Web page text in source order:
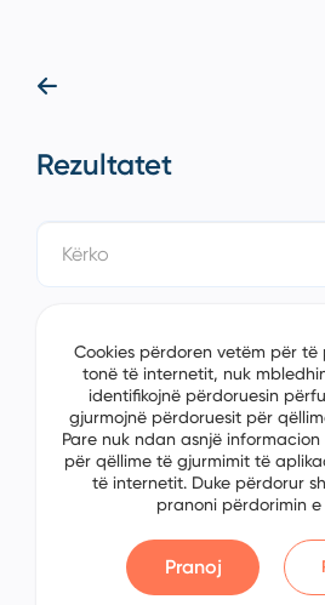
Rezultatet
Cookies përdoren vetëm për
tonë të internetit, nuk
identifikojnë përdoruesin
gjurmojnë përdoruesit për
Pare nuk ndan asnjë
për qëllime të gjurmimit të
të internetit. Duke përdorur
pranoni përdorimin e
Pranoj